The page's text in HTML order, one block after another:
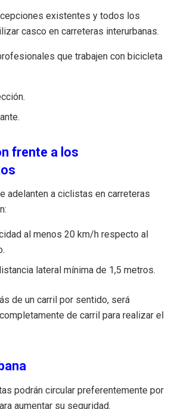
existentes y todos los
casco en carreteras interurbanas.
que trabajen con bicicleta
frente a los
adelanten a ciclistas en carreteras
al menos 20 km/h respecto al
lateral mínima de 1,5 metros.
de un carril por sentido, será
de carril para realizar el
podrán circular preferentemente por
aumentar su seguridad.